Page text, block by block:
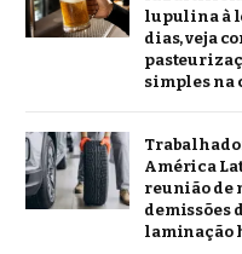
lupulina à
dias, veja
simples na
América
reunião de
demissões
laminação